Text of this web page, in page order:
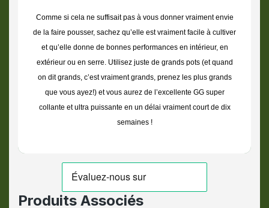
Comme si cela ne suffisait pas à vous donner vraiment envie
de la faire pousser, sachez qu’elle est vraiment facile à cultiver
et qu’elle donne de bonnes performances en intérieur, en
extérieur ou en serre. Utilisez juste de grands pots (et quand
on dit grands, c’est vraiment grands, prenez les plus grands
que vous ayez!) et vous aurez de l’excellente GG super
collante et ultra puissante en un délai vraiment court de dix
semaines !
Produits Associés